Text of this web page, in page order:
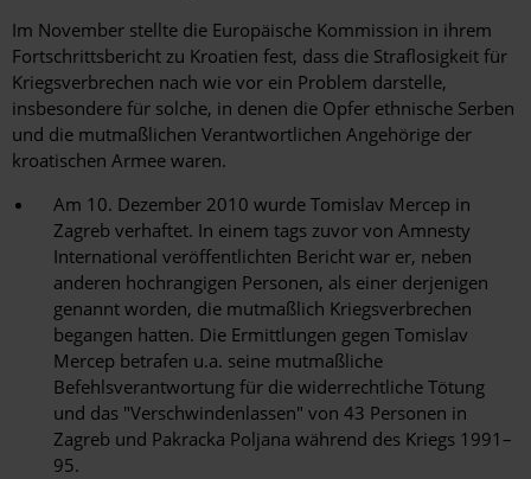
Im November stellte die Europäische Kommission in ihrem
Fortschrittsbericht zu Kroatien fest, dass die Straflosigkeit für
Kriegsverbrechen nach wie vor ein Problem darstelle,
insbesondere für solche, in denen die Opfer ethnische Serben
und die mutmaßlichen Verantwortlichen Angehörige der
kroatischen Armee waren.
Am 10. Dezember 2010 wurde Tomislav Mercep in
Zagreb verhaftet. In einem tags zuvor von Amnesty
International veröffentlichten Bericht war er, neben
anderen hochrangigen Personen, als einer derjenigen
genannt worden, die mutmaßlich Kriegsverbrechen
begangen hatten. Die Ermittlungen gegen Tomislav
Mercep betrafen u.a. seine mutmaßliche
Befehlsverantwortung für die widerrechtliche Tötung
und das "Verschwindenlassen" von 43 Personen in
Zagreb und Pakracka Poljana während des Kriegs 1991–
95.